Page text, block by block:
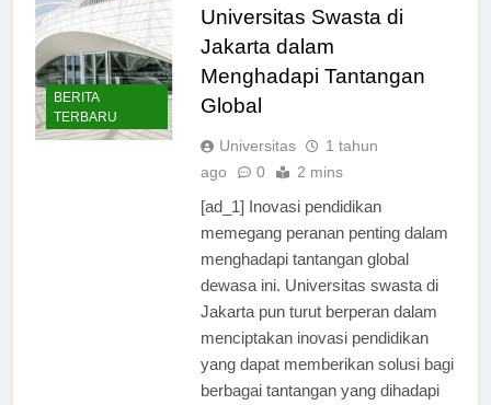
BERITA
TERBARU
Universitas Swasta di
Jakarta dalam
Menghadapi Tantangan
Global
Universitas
1 tahun
ago
0 2 mins
[ad_1] Inovasi pendidikan
memegang peranan penting dalam
menghadapi tantangan global
dewasa ini. Universitas swasta di
Jakarta pun turut berperan dalam
menciptakan inovasi pendidikan
yang dapat memberikan solusi bagi
berbagai tantangan yang dihadapi